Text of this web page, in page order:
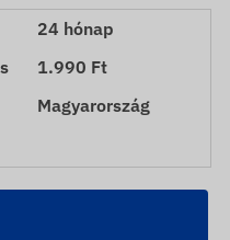
24 hónap
1.990 Ft
Magyarország